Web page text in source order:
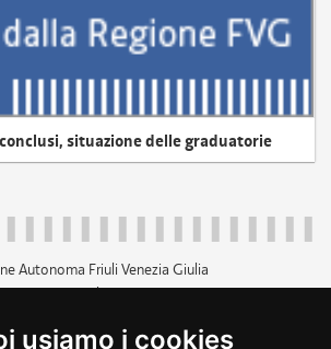
usiamo i cookies
situazione delle graduatorie
Autonoma Friuli Venezia Giulia
p.iva 00526040324
+39 040 3771111